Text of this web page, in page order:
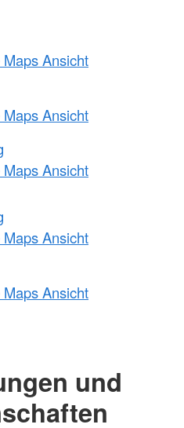
Ansicht
Ansicht
Ansicht
Ansicht
Ansicht
und